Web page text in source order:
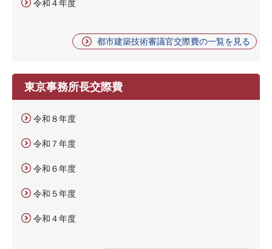
令和４年度
都市建築技術審議官交際費の一覧を見る
東京事務所長交際費
令和８年度
令和７年度
令和６年度
令和５年度
令和４年度